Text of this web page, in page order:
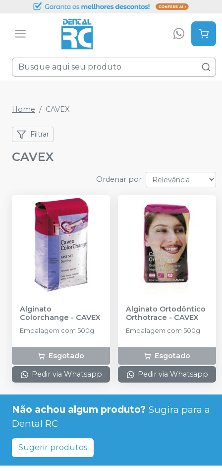
Home CAVEX
Filtrar
CAVEX
Ordenar por
Alginato
Colorchange - CAVEX
Embalagem com 500g.
Esgotado
Pedir via Whatsapp
Alginato Ortodôntico
Orthotrace - CAVEX
Embalagem com 500g.
Esgotado
Pedir via Whatsapp
Não achou algum produto? Sugira para a
Dental RC
Sugerir produtos